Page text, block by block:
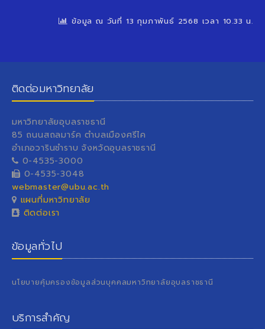
ข้อมูล ณ วันที่ 13 กุมภาพันธ์ 2568 เวลา 10.33 น.
ติดต่อมหาวิทยาลัย
มหาวิทยาลัยอุบลราชธานี
85 ถนนสถลมาร์ค ตำบลเมืองศรีไค
อำเภอวารินชำราบ จังหวัดอุบลราชธานี
0-4535-3000
0-4535-3048
webmaster@ubu.ac.th
แผนที่มหาวิทยาลัย
ติดต่อเรา
ข้อมูลทั่วไป
นโยบายคุ้มครองข้อมูลส่วนบุคคลมหาวิทยาลัยอุบลราชธานี
บริการสำคัญ